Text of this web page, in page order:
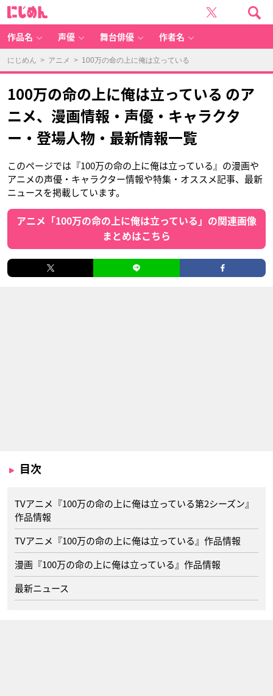
作品名 声優 舞台俳優 作者名
にじめん > アニメ > 100万の命の上に俺は立っている
100万の命の上に俺は立っている のア
ニメ、漫画情報・声優・キャラクタ
ー・登場人物・最新情報一覧
このページでは『100万の命の上に俺は立っている』の漫画や
アニメの声優・キャラクター情報や特集・オススメ記事、最新
ニュースを掲載しています。
アニメ「100万の命の上に俺は立っている」の関連画像
まとめはこちら
目次
TVアニメ『100万の命の上に俺は立っている第2シーズン』
作品情報
TVアニメ『100万の命の上に俺は立っている』作品情報
漫画『100万の命の上に俺は立っている』作品情報
最新ニュース